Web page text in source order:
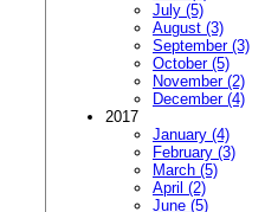
July (5)
August (3)
September (3)
October (5)
November (2)
December (4)
2017
January (4)
February (3)
March (5)
April (2)
June (5)